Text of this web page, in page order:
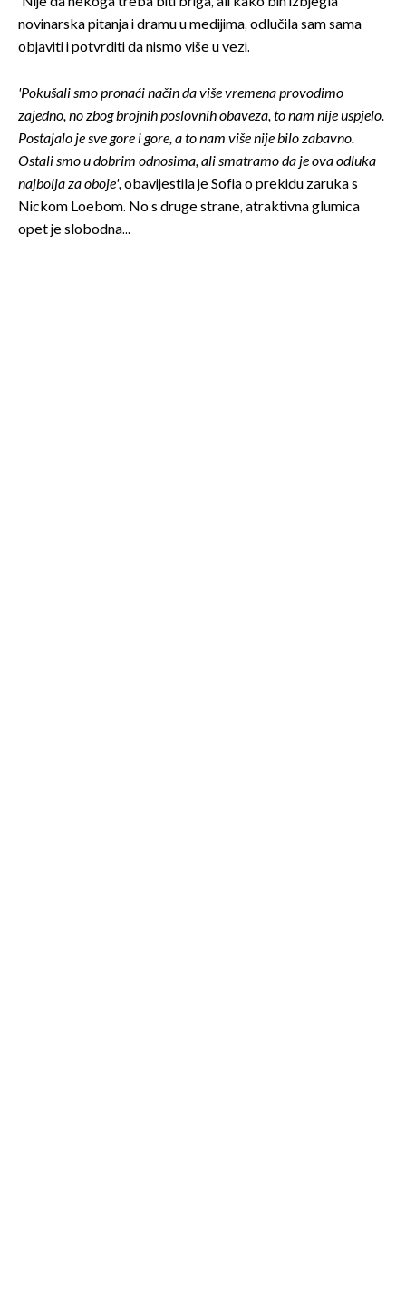
novinarska pitanja i dramu u medijima, odlučila sam sama
objaviti i potvrditi da nismo više u vezi.
'Pokušali smo pronaći način da više vremena provodimo
zajedno, no zbog brojnih poslovnih obaveza, to nam nije uspjelo.
Postajalo je sve gore i gore, a to nam više nije bilo zabavno.
Ostali smo u dobrim odnosima, ali smatramo da je ova odluka
najbolja za oboje',obavijestila je Sofia o prekidu zaruka s
Nickom Loebom. No s druge strane, atraktivna glumica
opet je slobodna...